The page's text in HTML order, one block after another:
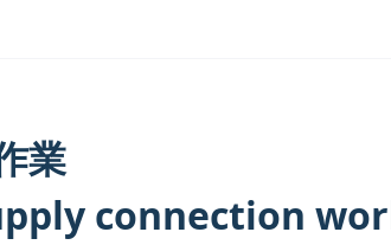
業
connection